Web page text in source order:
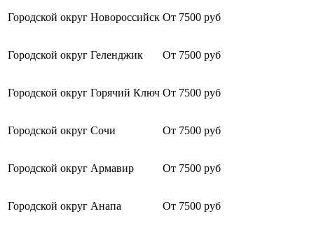
Городской округ Новороссийск От 7500 руб
Городской округ Геленджик От 7500 руб
Городской округ Горячий Ключ От 7500 руб
Городской округ Сочи От 7500 руб
Городской округ Армавир От 7500 руб
Городской округ Анапа От 7500 руб